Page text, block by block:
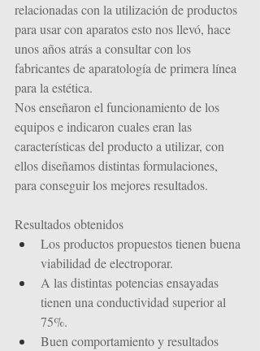
relacionadas con la utilización de productos
para usar con aparatos esto nos llevó, hace
unos años atrás a consultar con los
fabricantes de aparatología de primera línea
para la estética.
Nos enseñaron el funcionamiento de los
equipos e indicaron cuales eran las
características del producto a utilizar, con
ellos diseñamos distintas formulaciones,
para conseguir los mejores resultados.
Resultados obtenidos
Los productos propuestos tienen buena
viabilidad de electroporar.
A las distintas potencias ensayadas
tienen una conductividad superior al
75%.
Buen comportamiento y resultados